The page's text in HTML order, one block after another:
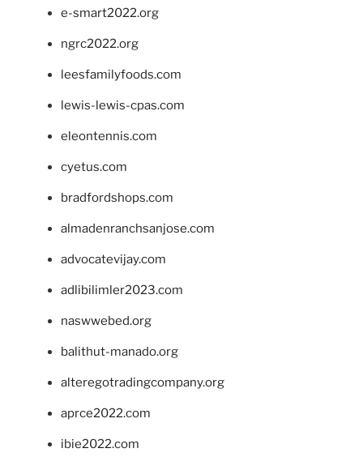
e-smart2022.org
ngrc2022.org
leesfamilyfoods.com
lewis-lewis-cpas.com
eleontennis.com
cyetus.com
bradfordshops.com
almadenranchsanjose.com
advocatevijay.com
adlibilimler2023.com
naswwebed.org
balithut-manado.org
alteregotradingcompany.org
aprce2022.com
ibie2022.com